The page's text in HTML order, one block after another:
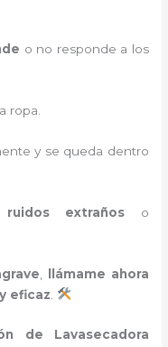
o no responde a los
ropa.
y se queda dentro
extraños o
llámame ahora
eficaz
de Lavasecadora